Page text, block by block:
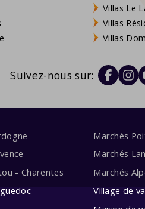
Villas Le
Villas
Villas
Suivez-nous sur:
- Charentes
Marchés
Marchés
Marchés
Village de